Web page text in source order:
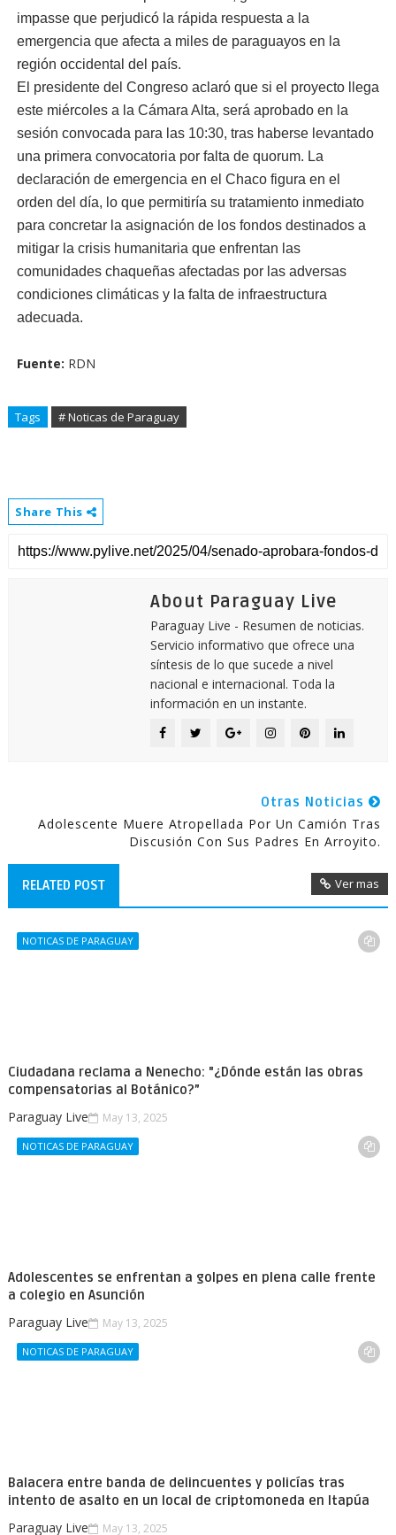
impasse que perjudicó la rápida respuesta a la
emergencia que afecta a miles de paraguayos en la
región occidental del país.
El presidente del Congreso aclaró que si el proyecto llega
este miércoles a la Cámara Alta, será aprobado en la
sesión convocada para las 10:30, tras haberse levantado
una primera convocatoria por falta de quorum. La
declaración de emergencia en el Chaco figura en el
orden del día, lo que permitiría su tratamiento inmediato
para concretar la asignación de los fondos destinados a
mitigar la crisis humanitaria que enfrentan las
comunidades chaqueñas afectadas por las adversas
condiciones climáticas y la falta de infraestructura
adecuada.
Fuente: RDN
Tags # Noticas de Paraguay
Share This
About Paraguay Live
Paraguay Live - Resumen de noticias.
Servicio informativo que ofrece una
síntesis de lo que sucede a nivel
nacional e internacional. Toda la
información en un instante.
Otras Noticias
Adolescente Muere Atropellada Por Un Camión Tras
Discusión Con Sus Padres En Arroyito.
RELATED POST Ver mas
NOTICAS DE PARAGUAY
Ciudadana reclama a Nenecho: "¿Dónde están las obras
compensatorias al Botánico?”
Paraguay Live May 13, 2025
NOTICAS DE PARAGUAY
Adolescentes se enfrentan a golpes en plena calle frente
a colegio en Asunción
Paraguay Live May 13, 2025
NOTICAS DE PARAGUAY
Balacera entre banda de delincuentes y policías tras
intento de asalto en un local de criptomoneda en Itapúa
Paraguay Live May 13, 2025